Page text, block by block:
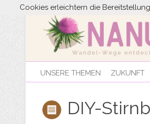
UNSERE THEMEN ZUKUNFT
DIY-
Cookies erleichtern die